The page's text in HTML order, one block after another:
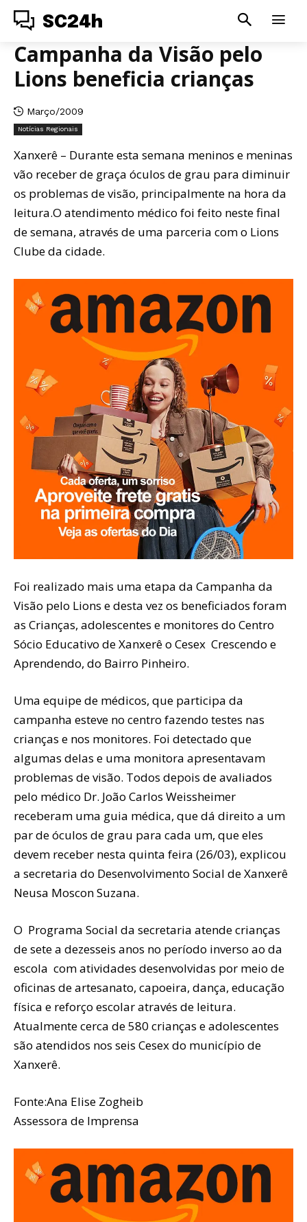
SC24h
Campanha da Visão pelo
Lions beneficia crianças
Março/2009
Notícias Regionais
Xanxerê – Durante esta semana meninos e meninas
vão receber de graça óculos de grau para diminuir
os problemas de visão, principalmente na hora da
leitura.O atendimento médico foi feito neste final
de semana, através de uma parceria com o Lions
Clube da cidade.
Foi realizado mais uma etapa da Campanha da
Visão pelo Lions e desta vez os beneficiados foram
as Crianças, adolescentes e monitores do Centro
Sócio Educativo de Xanxerê o Cesex Crescendo e
Aprendendo, do Bairro Pinheiro.
Uma equipe de médicos, que participa da
campanha esteve no centro fazendo testes nas
crianças e nos monitores. Foi detectado que
algumas delas e uma monitora apresentavam
problemas de visão. Todos depois de avaliados
pelo médico Dr. João Carlos Weissheimer
receberam uma guia médica, que dá direito a um
par de óculos de grau para cada um, que eles
devem receber nesta quinta feira (26/03), explicou
a secretaria do Desenvolvimento Social de Xanxerê
Neusa Moscon Suzana.
O Programa Social da secretaria atende crianças
de sete a dezesseis anos no período inverso ao da
escola com atividades desenvolvidas por meio de
oficinas de artesanato, capoeira, dança, educação
física e reforço escolar através de leitura.
Atualmente cerca de 580 crianças e adolescentes
são atendidos nos seis Cesex do município de
Xanxerê.
Fonte:Ana Elise Zogheib
Assessora de Imprensa